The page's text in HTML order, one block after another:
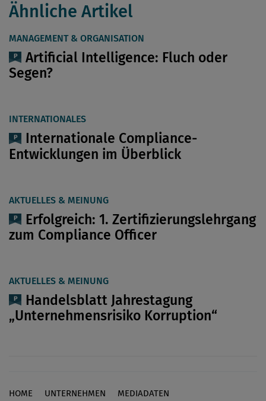
Ähnliche Artikel
MANAGEMENT & ORGANISATION
Artificial Intelligence: Fluch oder
Segen?
INTERNATIONALES
Internationale Compliance-
Entwicklungen im Überblick
AKTUELLES & MEINUNG
Erfolgreich: 1. Zertifizierungslehrgang
zum Compliance Officer
AKTUELLES & MEINUNG
Handelsblatt Jahrestagung
„Unternehmensrisiko Korruption“
Footer
HOME UNTERNEHMEN MEDIADATEN